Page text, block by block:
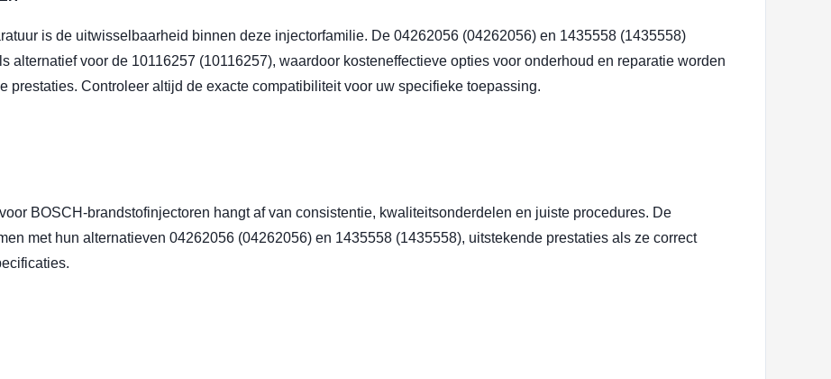
is de uitwisselbaarheid binnen deze injectorfamilie. De 04262056 (04262056) en 1435558 (1435558)
alternatief voor de 10116257 (10116257), waardoor kosteneffectieve opties voor onderhoud en reparatie worden
prestaties. Controleer altijd de exacte compatibiliteit voor uw specifieke toepassing.
BOSCH-brandstofinjectoren hangt af van consistentie, kwaliteitsonderdelen en juiste procedures. De
met hun alternatieven 04262056 (04262056) en 1435558 (1435558), uitstekende prestaties als ze correct